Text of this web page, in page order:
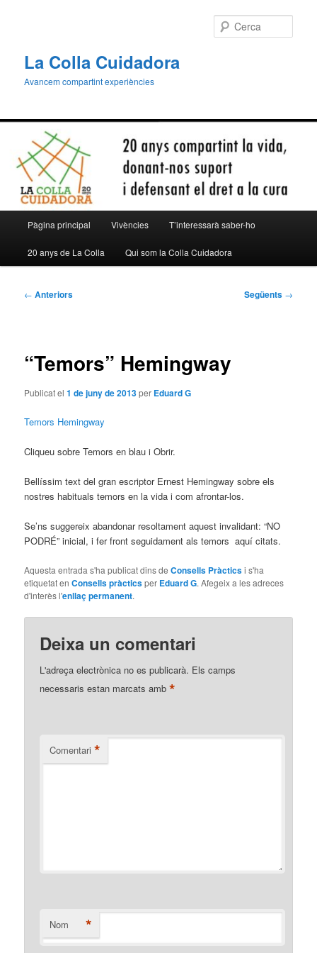
La Colla Cuidadora
Avancem compartint experiències
principal
Pàgina principal Vivències T’interessarà saber-ho
20 anys de La Colla Qui som la Colla Cuidadora
Navegació
← Anteriors Següents →
“Temors” Hemingway
Publicat el1 de juny de 2013per Eduard G
Temors Hemingway
Cliqueu sobre Temors en blau i Obrir.
Bellíssim text del gran escriptor Ernest Hemingway sobre els
nostres habituals temors en la vida i com afrontar-los.
Se’ns suggereix abandonar resoltament aquest invalidant: “NO
PODRÉ” inicial, i fer front seguidament als temors aquí citats.
Aquesta entrada s'ha publicat dins deConsells Pràcticsi s'ha
etiquetat enConsells pràcticsper Eduard G. Afegeix a les adreces
d'interès l'enllaç permanent.
Deixa un comentari
L'adreça electrònica no es publicarà. Els camps
necessaris estan marcats amb*
Comentari *
Nom *